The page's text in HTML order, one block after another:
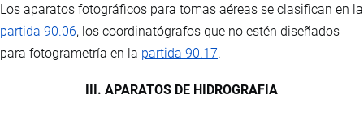
Los aparatos fotográficos para tomas aéreas se clasifican en la
partida 90.06, los coordinatógrafos que no estén diseñados
para fotogrametría en la partida 90.17.
III. APARATOS DE HIDROGRAFIA